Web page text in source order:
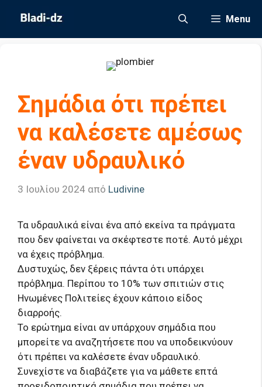
περιεχόμενο
Menu
Σημάδια ότι πρέπει
να καλέσετε αμέσως
έναν υδραυλικό
3 Ιουλίου 2024 από Ludivine
Τα υδραυλικά είναι ένα από εκείνα τα πράγματα
που δεν φαίνεται να σκέφτεστε ποτέ. Αυτό μέχρι
να έχεις πρόβλημα.
Δυστυχώς, δεν ξέρεις πάντα ότι υπάρχει
πρόβλημα. Περίπου το 10% των σπιτιών στις
Ηνωμένες Πολιτείες έχουν κάποιο είδος
διαρροής.
Το ερώτημα είναι αν υπάρχουν σημάδια που
μπορείτε να αναζητήσετε που να υποδεικνύουν
ότι πρέπει να καλέσετε έναν υδραυλικό.
Συνεχίστε να διαβάζετε για να μάθετε επτά